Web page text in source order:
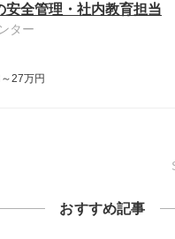
安全管理・社内教育担当
ター
27万円
おすすめ記事